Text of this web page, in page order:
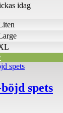
till
idag
spets